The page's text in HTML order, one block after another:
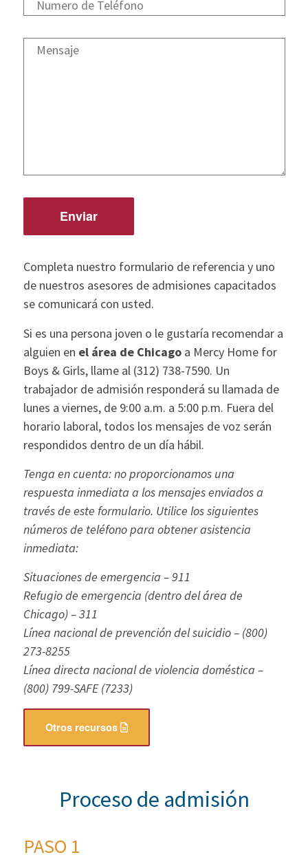
Completa nuestro formulario de referencia y uno
de nuestros asesores de admisiones capacitados
se comunicará con usted.
Si es una persona joven o le gustaría recomendar a
alguien en el área de Chicagoa Mercy Home for
Boys & Girls, llame al (312) 738-7590. Un
trabajador de admisión responderá su llamada de
lunes a viernes, de 9:00 a.m. a 5:00 p.m. Fuera del
horario laboral, todos los mensajes de voz serán
respondidos dentro de un día hábil.
Tenga en cuenta: no proporcionamos una
respuesta inmediata a los mensajes enviados a
través de este formulario. Utilice los siguientes
números de teléfono para obtener asistencia
inmediata:
Situaciones de emergencia – 911
Refugio de emergencia (dentro del área de
Chicago) – 311
Línea nacional de prevención del suicidio – (800)
273-8255
Línea directa nacional de violencia doméstica –
(800) 799-SAFE (7233)
Otros recursos
Proceso de admisión
PASO 1